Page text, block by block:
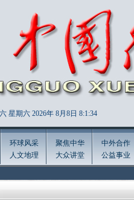
星期六 2026年 8月8日 8:1:35
环球风采
人文地理
聚焦中华
大众讲堂
中外合作
公益事业